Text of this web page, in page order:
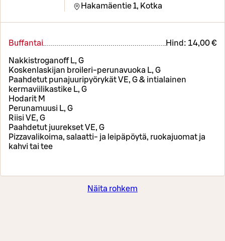
Hakamäentie 1, Kotka
Buffantai Hind: 14,00 €
Nakkistroganoff L, G
Koskenlaskijan broileri-perunavuoka L, G
Paahdetut punajuuripyörykät VE, G & intialainen
kermaviilikastike L, G
Hodarit M
Perunamuusi L, G
Riisi VE, G
Paahdetut juurekset VE, G
Pizzavalikoima, salaatti- ja leipäpöytä, ruokajuomat ja
kahvi tai tee
Näita rohkem